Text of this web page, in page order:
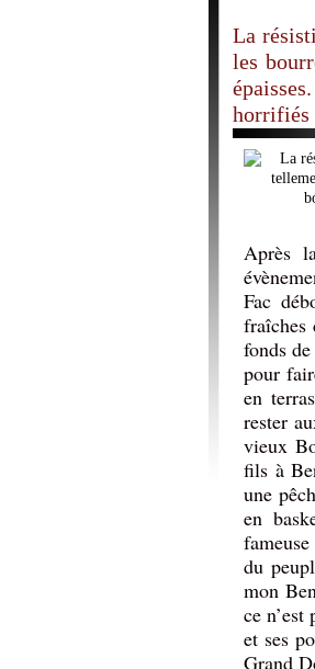
La
les
horrifiés
Après
Fac
fraîches
fonds
pour
en
rester
vieux
fils à
une
en
du
mon
ce
et ses
Grand